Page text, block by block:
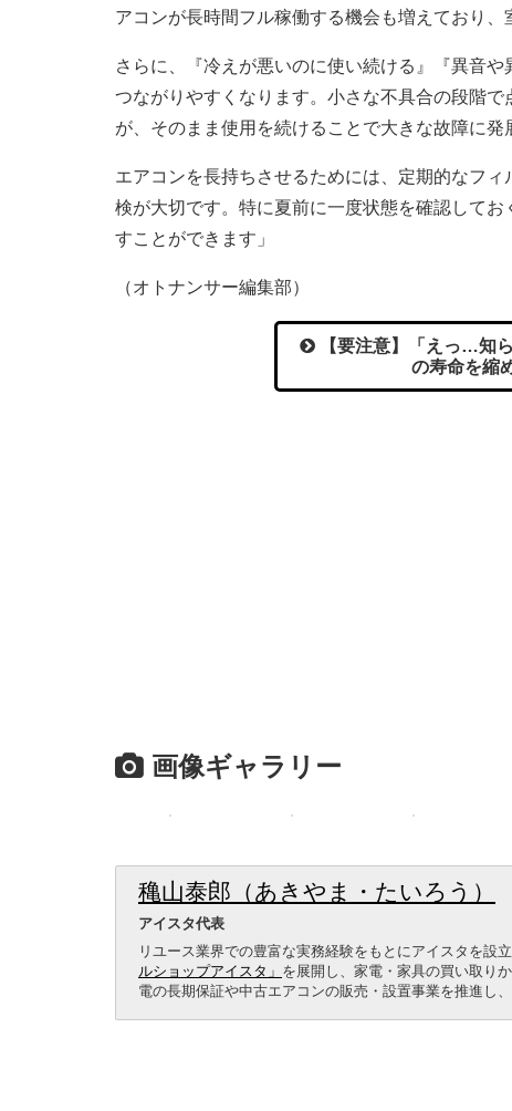
アコンが長時間フル稼働する機会も増えており
さらに、『冷えが悪いのに使い続ける』『異音
つながりやすくなります。小さな不具合の段階
が、そのまま使用を続けることで大きな故障に発
エアコンを長持ちさせるためには、定期的なフ
検が大切です。特に夏前に一度状態を確認して
すことができます」
（オトナンサー編集部）
【要注意】「えっ…知
の寿命を縮
画像ギャラリー
穐山泰郎（あきやま・たいろう）
アイスタ代表
リユース業界での豊富な実務経験をもとにアイスタを設
ルショップアイスタ」 を展開し、家電・家具の買い取り
電の長期保証や中古エアコンの販売・設置事業を推進し